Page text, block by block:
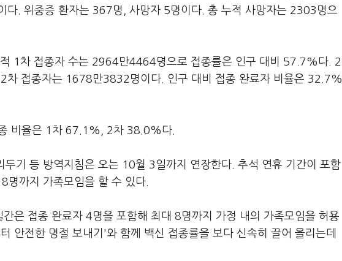
. 위중증 환자는 367명, 사망자 5명이다. 총 누적 사망자는 2303명으
1차 접종자 수는 2964만4464명으로 접종률은 인구 대비 57.7%다. 2
차 접종자는 1678만3832명이다. 인구 대비 접종 완료자 비율은 32.7%
비율은 1차 67.1%, 2차 38.0%다.
두기 등 방역지침은 오는 10월 3일까지 연장한다. 추석 연휴 기간이 포함
명까지 가족모임을 할 수 있다.
은 접종 완료자 4명을 포함해 최대 8명까지 가정 내의 가족모임을 허용
안전한 명절 보내기'와 함께 백신 접종률을 보다 신속히 끌어 올리는데